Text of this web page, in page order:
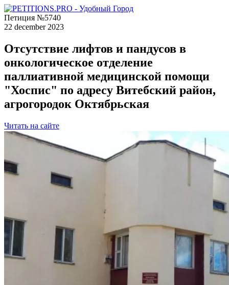
Петиция №5740
22 december 2023
Отсутствие лифтов и пандусов в
онкологическое отделение
паллиативной медицинской помощи
"Хоспис" по адресу Витебский район,
агрогородок Октябрьская
Читать на сайте